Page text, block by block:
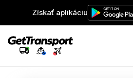
Získať aplikáciu